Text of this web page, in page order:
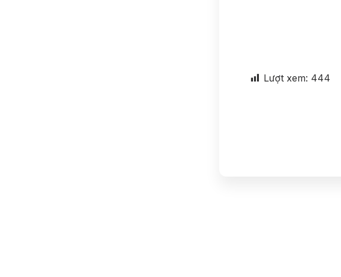
Lượt xem: 444